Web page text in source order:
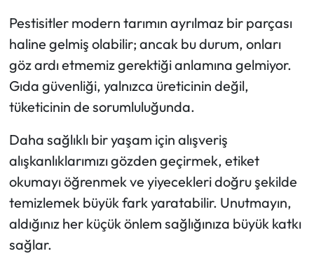
Pestisitler modern tarımın ayrılmaz bir parçası
haline gelmiş olabilir; ancak bu durum, onları
göz ardı etmemiz gerektiği anlamına gelmiyor.
Gıda güvenliği, yalnızca üreticinin değil,
tüketicinin de sorumluluğunda.
Daha sağlıklı bir yaşam için alışveriş
alışkanlıklarımızı gözden geçirmek, etiket
okumayı öğrenmek ve yiyecekleri doğru şekilde
temizlemek büyük fark yaratabilir. Unutmayın,
aldığınız her küçük önlem sağlığınıza büyük katkı
sağlar.